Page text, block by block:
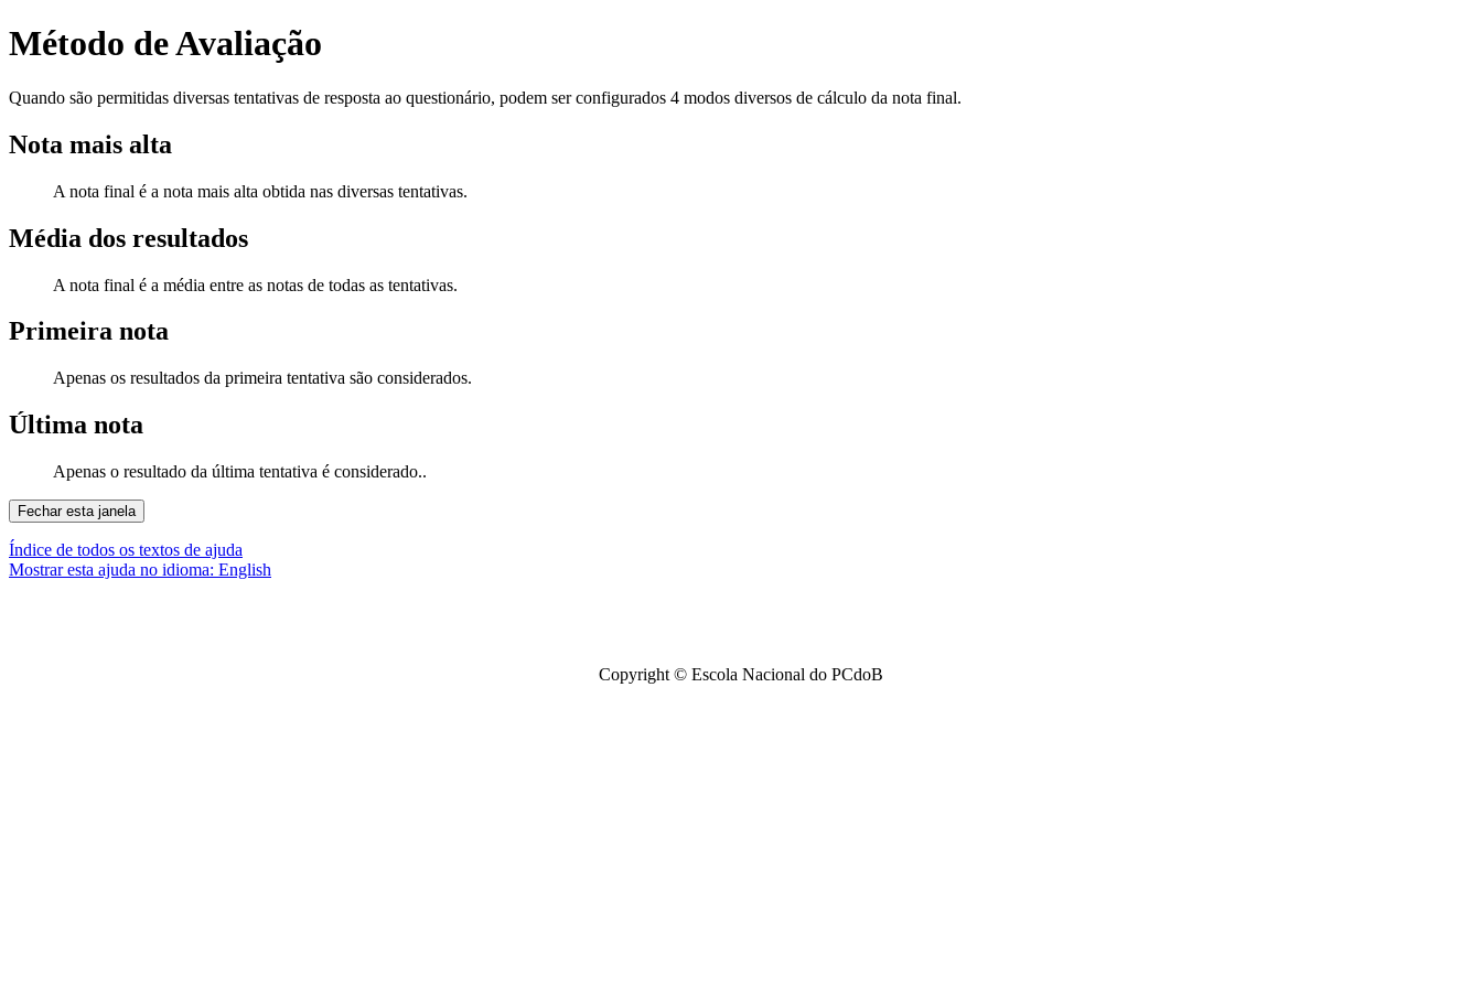
Método de Avaliação
Quando são permitidas diversas tentativas de resposta ao questionário, podem ser configurados 4 modos diversos de cálculo da nota final.
Nota mais alta
A nota final é a nota mais alta obtida nas diversas tentativas.
Média dos resultados
A nota final é a média entre as notas de todas as tentativas.
Primeira nota
Apenas os resultados da primeira tentativa são considerados.
Última nota
Apenas o resultado da última tentativa é considerado..
Índice de todos os textos de ajuda
Mostrar esta ajuda no idioma: English
Copyright © Escola Nacional do PCdoB